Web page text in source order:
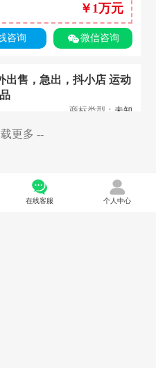
￥ 1万元
咨询 微信咨询
出售，急出，抖小店 运动
商标类型：未知
更多 --
在线客服 个人中心